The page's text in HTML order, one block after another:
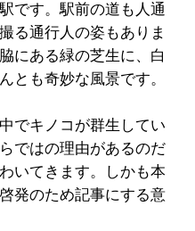
です。駅前の道も人通
る通行人の姿もありま
にある緑の芝生に、白
とも奇妙な風景です。
でキノコが群生してい
ではの理由があるのだ
てきます。しかも本
発のため記事にする意